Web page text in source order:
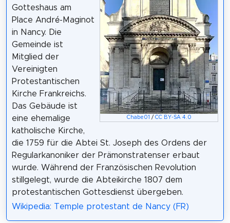
Chabe01 / CC BY-SA 4.0
Gotteshaus am
Place André-Maginot
in Nancy. Die
Gemeinde ist
Mitglied der
Vereinigten
Protestantischen
Kirche Frankreichs.
Das Gebäude ist
eine ehemalige
katholische Kirche,
die 1759 für die Abtei St. Joseph des Ordens der
Regularkanoniker der Prämonstratenser erbaut
wurde. Während der Französischen Revolution
stillgelegt, wurde die Abteikirche 1807 dem
protestantischen Gottesdienst übergeben.
Wikipedia: Temple protestant de Nancy (FR)